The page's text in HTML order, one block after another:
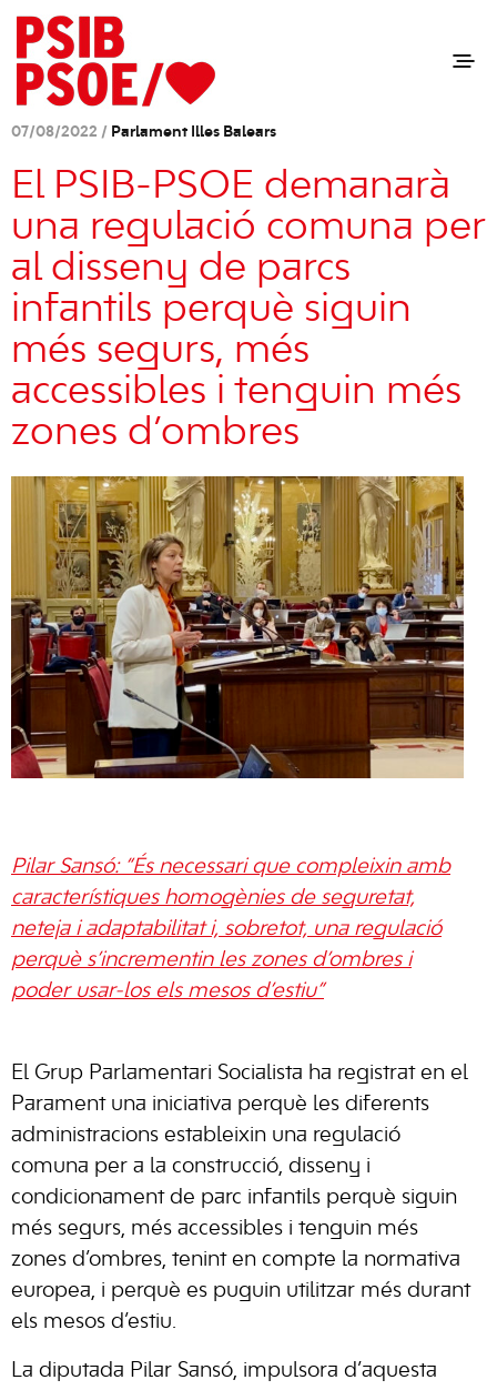
07/08/2022 / Parlament Illes Balears
El PSIB-PSOE demanarà
una regulació comuna per
al disseny de parcs
infantils perquè siguin
més segurs, més
accessibles i tenguin més
zones d’ombres
Pilar Sansó: “És necessari que compleixin amb
característiques homogènies de seguretat,
neteja i adaptabilitat i, sobretot, una regulació
perquè s’incrementin les zones d’ombres i
poder usar-los els mesos d’estiu”
El Grup Parlamentari Socialista ha registrat en el
Parament una iniciativa perquè les diferents
administracions estableixin una regulació
comuna per a la construcció, disseny i
condicionament de parc infantils perquè siguin
més segurs, més accessibles i tenguin més
zones d’ombres, tenint en compte la normativa
europea, i perquè es puguin utilitzar més durant
els mesos d’estiu.
La diputada Pilar Sansó, impulsora d’aquesta